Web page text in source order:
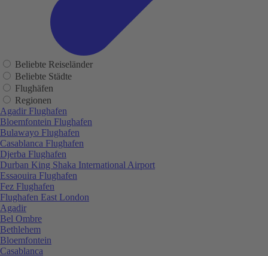
Beliebte Reiseländer
Beliebte Städte
Flughäfen
Regionen
Agadir Flughafen
Bloemfontein Flughafen
Bulawayo Flughafen
Casablanca Flughafen
Djerba Flughafen
Durban King Shaka International Airport
Essaouira Flughafen
Fez Flughafen
Flughafen East London
Agadir
Bel Ombre
Bethlehem
Bloemfontein
Casablanca